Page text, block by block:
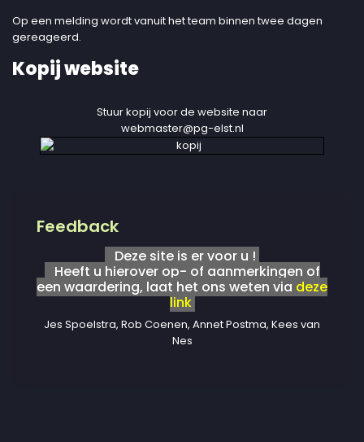
Op een melding wordt vanuit het team binnen twee dagen
gereageerd.
Kopij website
Stuur kopij voor de website naar
webmaster@pg-elst.nl
Feedback
Deze site is er voor u !
Heeft u hierover op- of aanmerkingen of
een waardering, laat het ons weten via deze
link
Jes Spoelstra, Rob Coenen, Annet Postma, Kees van
Nes